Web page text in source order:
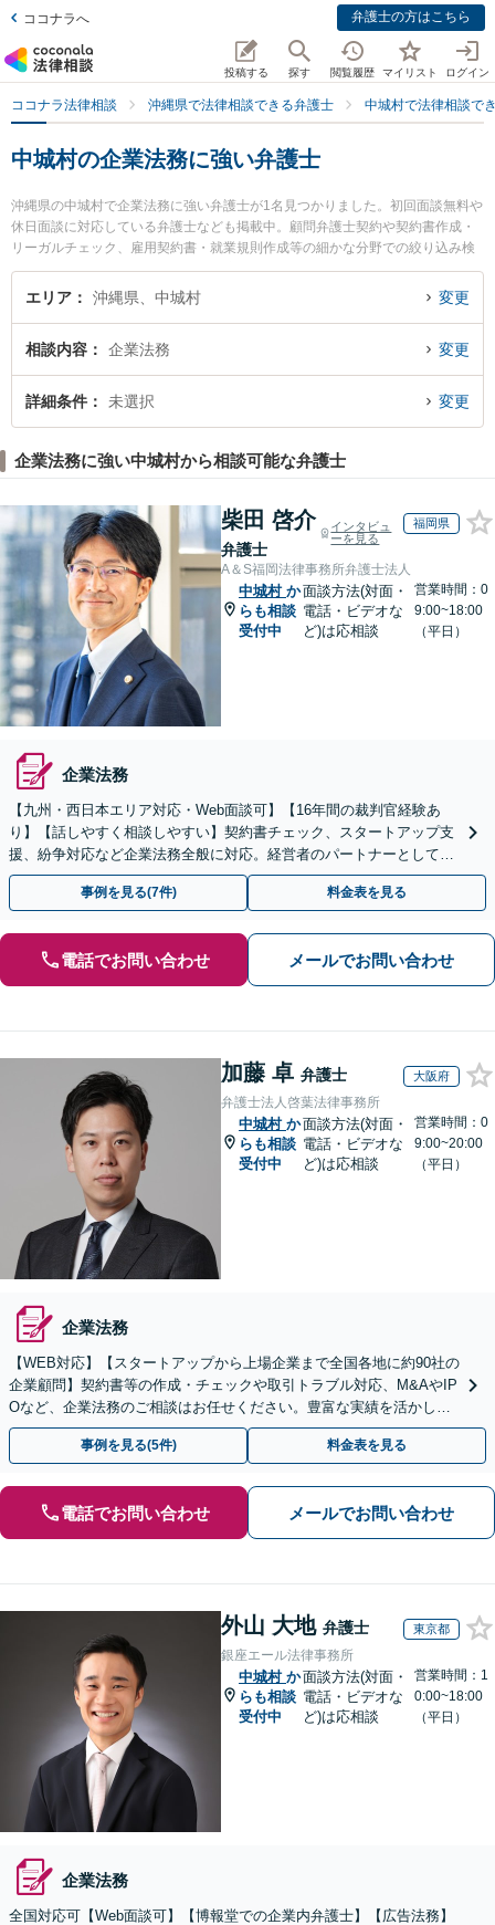
ココナラへ 弁護士の方はこちら
投稿する 探す 閲覧履歴 マイリスト ログイン
ココナラ法律相談 沖縄県で法律相談できる弁護士 中城村で法律相談で
中城村の企業法務に強い弁護士
沖縄県の中城村で企業法務に強い弁護士が1名見つかりました。初回面談無料や
休日面談に対応している弁護士なども掲載中。顧問弁護士契約や契約書作成・
リーガルチェック、雇用契約書・就業規則作成等の細かな分野での絞り込み検
索もでき便利です。特に弁護士法人琉球スフィア ライカムオフィスの山下 剛弁
護士のプロフィール情報や弁護士費用、強みなどが注目されています。『中城
回相談無料で企業法務を法律相談できる中城村内の弁護士に相談予約したい』
などでお困りの相談者さんにおすすめです。
エリア 沖縄県、中城村 変更
相談内容 企業法務 変更
詳細条件 未選択 変更
企業法務に強い中城村から相談可能な弁護士
柴田 啓介
弁護士
インタビュ
ーを見る
福岡県
A＆S福岡法律事務所弁護士法人
中城村 か
らも相談
受付中
面談方法(対面・
電話・ビデオな
ど)は応相談
営業時間：0
9:00~18:00
（平日）
企業法務
【九州・西日本エリア対応・Web面談可】【16年間の裁判官経験あ
り】【話しやすく相談しやすい】契約書チェック、スタートアップ支
援、紛争対応など企業法務全般に対応。経営者のパートナーとして伴
走し、依頼者さまのビジネスをサポートします！
事例を見る(7件) 料金表を見る
電話でお問い合わせ メールでお問い合わせ
加藤 卓 弁護士 大阪府
弁護士法人啓葉法律事務所
中城村 か
らも相談
受付中
面談方法(対面・
電話・ビデオな
ど)は応相談
営業時間：0
9:00~20:00
（平日）
企業法務
【WEB対応】【スタートアップから上場企業まで全国各地に約90社の
企業顧問】契約書等の作成・チェックや取引トラブル対応、M&AやIP
Oなど、企業法務のご相談はお任せください。豊富な実績を活かし的
確に対応を進めてまいります。
事例を見る(5件) 料金表を見る
電話でお問い合わせ メールでお問い合わせ
外山 大地 弁護士 東京都
銀座エール法律事務所
中城村 か
らも相談
受付中
面談方法(対面・
電話・ビデオな
ど)は応相談
営業時間：1
0:00~18:00
（平日）
企業法務
全国対応可【Web面談可】【博報堂での企業内弁護士】【広告法務】